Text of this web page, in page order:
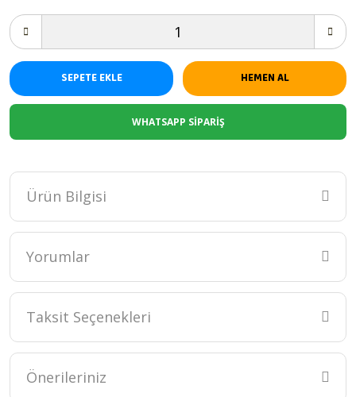
SEPETE EKLE HEMEN AL
WHATSAPP SİPARİŞ
Ürün Bilgisi
Yorumlar
Bu ürüne ilk yorumu siz yapın!
Taksit Seçenekleri
Önerileriniz